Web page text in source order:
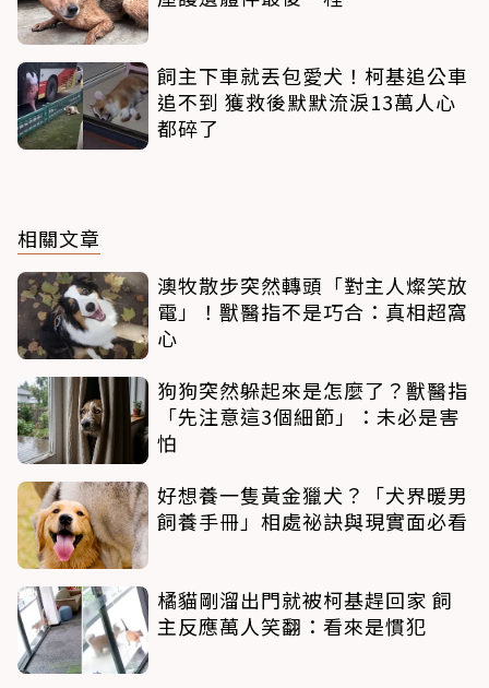
飼主下車就丟包愛犬！柯基追公車
追不到 獲救後默默流淚13萬人心
都碎了
相關文章
澳牧散步突然轉頭「對主人燦笑放
電」！獸醫指不是巧合：真相超窩
心
狗狗突然躲起來是怎麼了？獸醫指
「先注意這3個細節」：未必是害
怕
好想養一隻黃金獵犬？「犬界暖男
飼養手冊」相處祕訣與現實面必看
橘貓剛溜出門就被柯基趕回家 飼
主反應萬人笑翻：看來是慣犯